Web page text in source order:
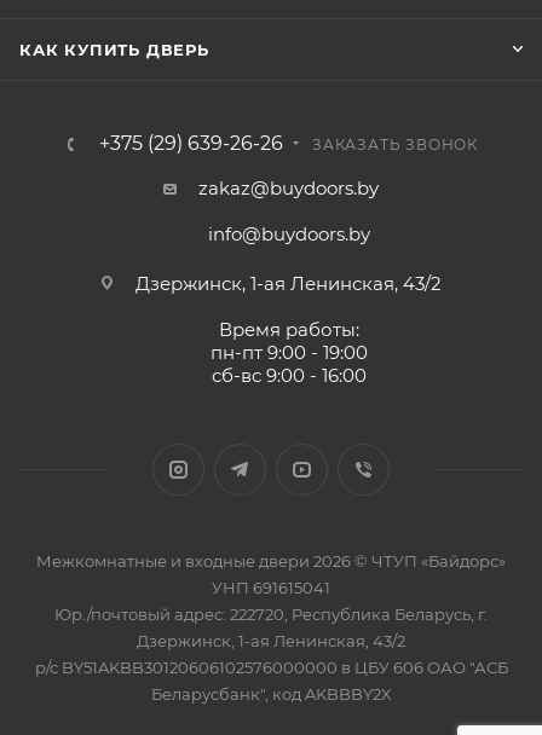
КАК КУПИТЬ ДВЕРЬ
+375 (29) 639-26-26 ЗАКАЗАТЬ ЗВОНОК
zakaz@buydoors.by
info@buydoors.by
Дзержинск, 1-ая Ленинская, 43/2
Время работы:
пн-пт 9:00 - 19:00
сб-вс 9:00 - 16:00
Межкомнатные и входные двери 2026 © ЧТУП «Байдорс»
УНП 691615041
Юр./почтовый адрес: 222720, Республика Беларусь, г.
Дзержинск, 1-ая Ленинская, 43/2
р/с BY51AKBB30120606102576000000 в ЦБУ 606 ОАО "АСБ
Беларусбанк", код AKBBBY2X